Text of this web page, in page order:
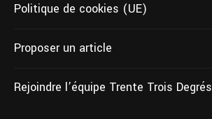
Politique de cookies (UE)
Proposer un article
Rejoindre l’équipe Trente Trois Degrés